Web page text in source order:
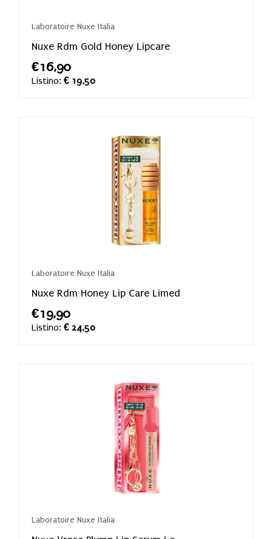
Laboratoire Nuxe Italia
Nuxe Rdm Gold Honey Lipcare
€16,90
Listino: € 19,50
Laboratoire Nuxe Italia
Nuxe Rdm Honey Lip Care Limed
€19,90
Listino: € 24,50
Laboratoire Nuxe Italia